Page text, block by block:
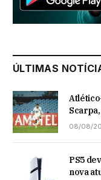
ÚLTIMAS
08/08/
PS5
nova